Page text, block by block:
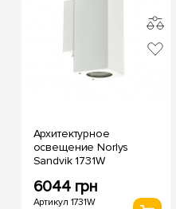
Архитектурное
освещение Norlys
Sandvik 1731W
6044 грн
Артикул 1731W